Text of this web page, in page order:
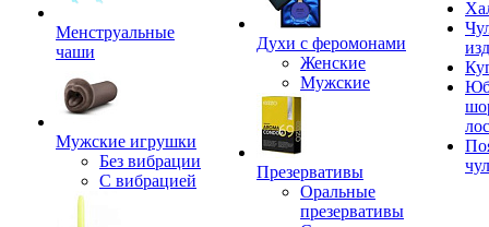
Менструальные
чаши
Мужские игрушки
Без вибрации
С вибрацией
Духи с феромонами
Женские
Мужские
Презервативы
Оральные
презервативы